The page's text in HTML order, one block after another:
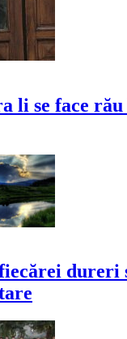
li se face
dureri